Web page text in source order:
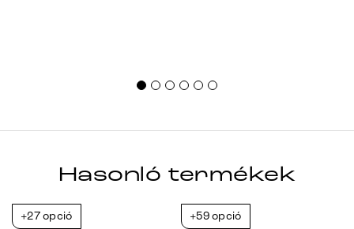
Hasonló termékek
+27 opció +59 opció